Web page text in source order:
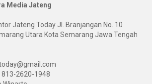
Media Jateng
Jateng Today Jl. Branjangan No. 10
Utara Kota Semarang Jawa Tengah
813-2620-1948